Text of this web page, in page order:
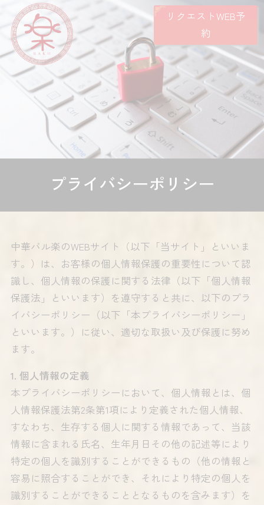
リクエストWEB予
約
プライバシーポリシー
中華バル楽のWEBサイト（以下「当サイト」といいま
す。）は、お客様の個人情報保護の重要性について認
識し、個人情報の保護に関する法律（以下「個人情報
保護法」といいます）を遵守すると共に、以下のプラ
イバシーポリシー（以下「本プライバシーポリシー」
といいます。）に従い、適切な取扱い及び保護に努め
ます。
1. 個人情報の定義
本プライバシーポリシーにおいて、個人情報とは、個
人情報保護法第2条第1項により定義された個人情報、
すなわち、生存する個人に関する情報であって、当該
情報に含まれる氏名、生年月日その他の記述等により
特定の個人を識別することができるもの（他の情報と
容易に照合することができ、それにより特定の個人を
識別することができることとなるものを含みます）を